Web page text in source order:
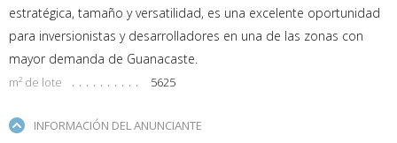
estratégica, tamaño y versatilidad, es una excelente oportunidad
para inversionistas y desarrolladores en una de las zonas con
mayor demanda de Guanacaste.
m² de lote 5625
INFORMACIÓN DEL ANUNCIANTE